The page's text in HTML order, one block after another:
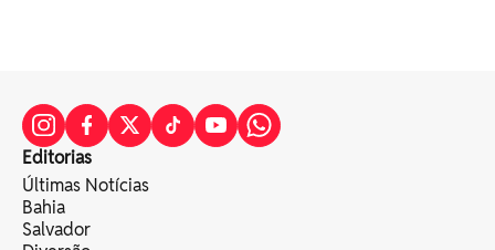
Editorias
Últimas Notícias
Bahia
Salvador